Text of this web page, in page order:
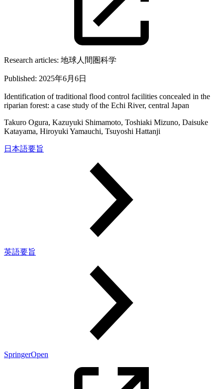
Research articles: 地球人間圏科学
Published: 2025年6月6日
Identification of traditional flood control facilities concealed in the
riparian forest: a case study of the Echi River, central Japan
Takuro Ogura, Kazuyuki Shimamoto, Toshiaki Mizuno, Daisuke
Katayama, Hiroyuki Yamauchi, Tsuyoshi Hattanji
日本語要旨
英語要旨
SpringerOpen